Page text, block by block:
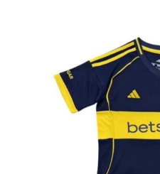
Moj račun
Zaključek nakupa